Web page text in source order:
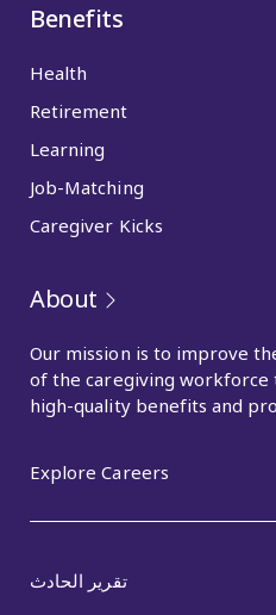
Benefits
Health
Retirement
Learning
Job-Matching
Caregiver Kicks
About
Our mission is to improve
of the caregiving workforce
high-quality benefits and
Explore Careers
تقرير الحادث